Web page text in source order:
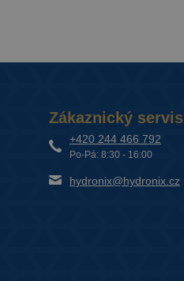
Zákaznický servis
+420 244 466 792
Po-Pá: 8:30 - 16:00
hydronix@hydronix.cz